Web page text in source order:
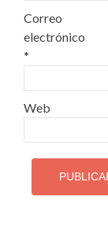
Correo
electrónico
*
Web